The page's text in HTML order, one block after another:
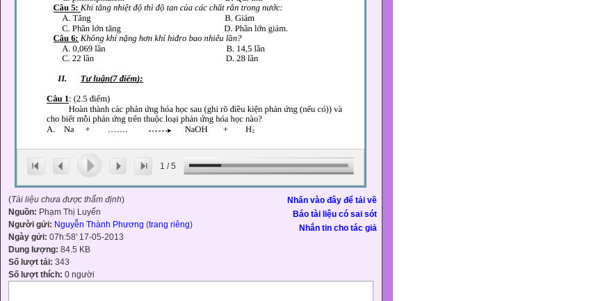
1 /5
Nhấn vào đây để tải về
Báo tài liệu có sai sót
Nhắn tin cho tác giả
(Tài liệu chưa được thẩm định)
Nguồn: Phạm Thị Luyến
Người gửi: Nguyễn Thành Phương (trang riêng)
Ngày gửi: 07h:58' 17-05-2013
Dung lượng: 84.5 KB
Số lượt tải: 343
Số lượt thích: 0 người